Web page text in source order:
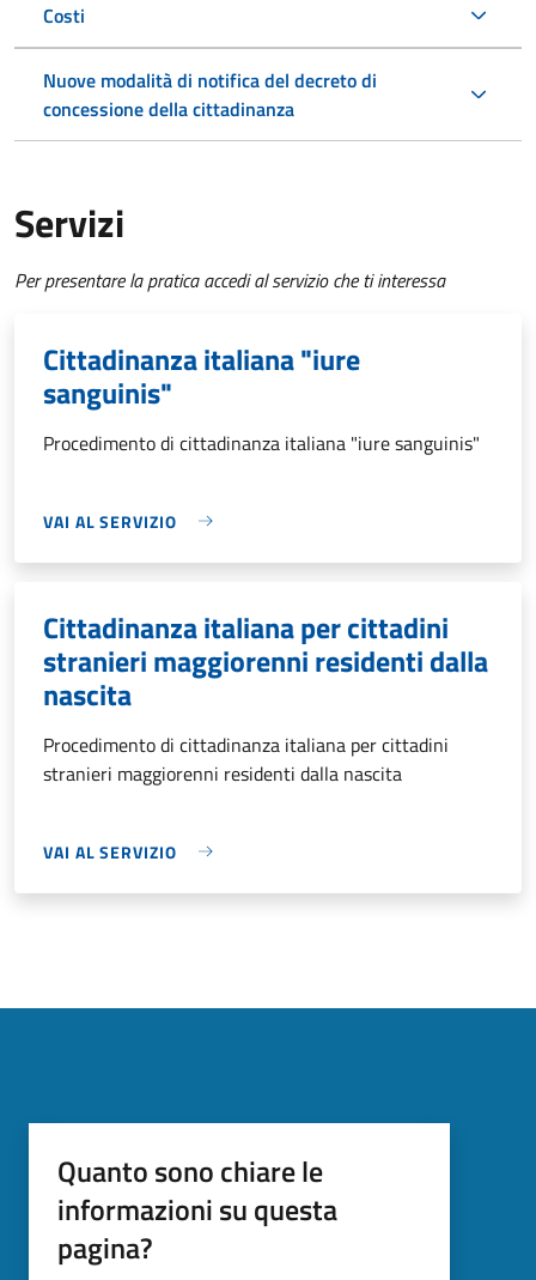
Costi
Nuove modalità di notifica del decreto di
concessione della cittadinanza
Servizi
Per presentare la pratica accedi al servizio che ti interessa
Cittadinanza italiana "iure
sanguinis"
Procedimento di cittadinanza italiana "iure sanguinis"
VAI AL SERVIZIO
Cittadinanza italiana per cittadini
stranieri maggiorenni residenti dalla
nascita
Procedimento di cittadinanza italiana per cittadini
stranieri maggiorenni residenti dalla nascita
VAI AL SERVIZIO
Quanto sono chiare le
informazioni su questa
pagina?